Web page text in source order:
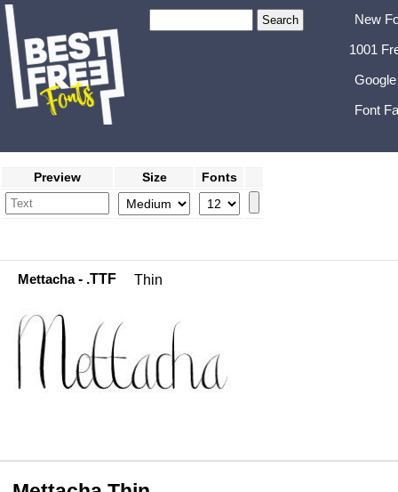
New
1001
Font
Preview Size Fonts
Mettacha- .TTF Thin